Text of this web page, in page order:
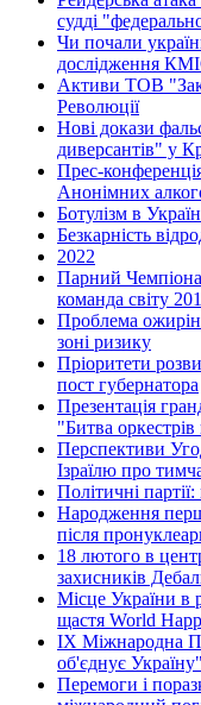
судді
Чи почали
дослідження
Активи ТОВ
Революції
Нові докази
диверсантів" у
Прес-
Анонімних
Ботулізм в
Безкарність
2022
Парний
команда світу
Проблема
зоні ризику
Пріоритети
пост губернатора
Презентація
"Битва оркестрів
Перспективи
Ізраїлю про
Політичні
Народження
після
18 лютого в
захисників
Місце України в
щастя World
ІХ Міжнародна
об'єднує Україну"
Перемоги і